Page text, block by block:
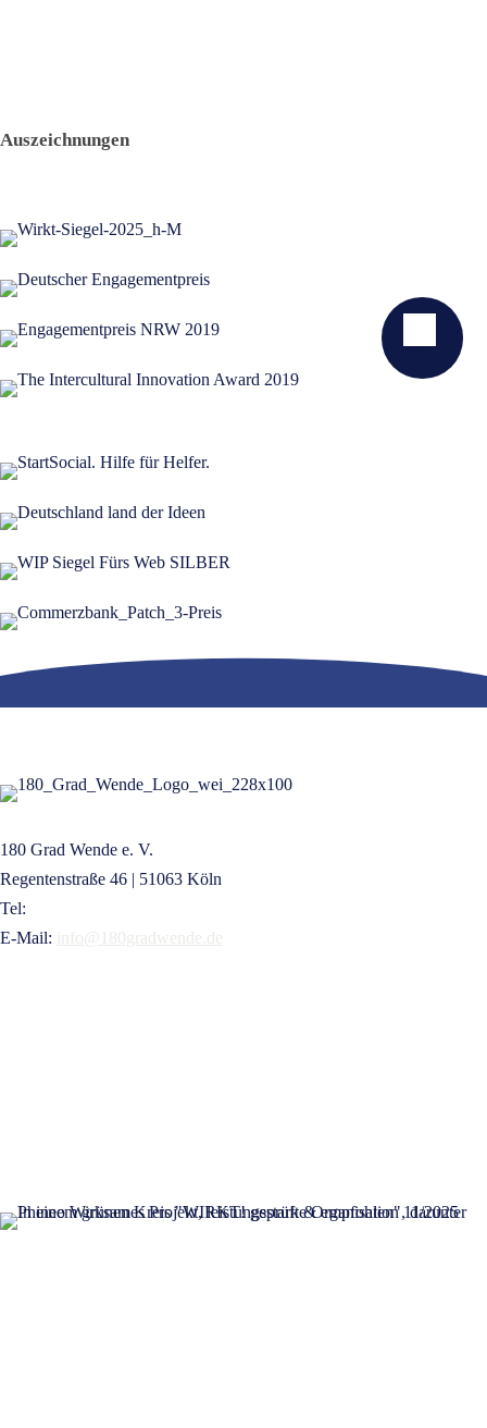
Auszeichnungen
180 Grad Wende e. V.
Regentenstraße 46 | 51063 Köln
Tel:
E-Mail: